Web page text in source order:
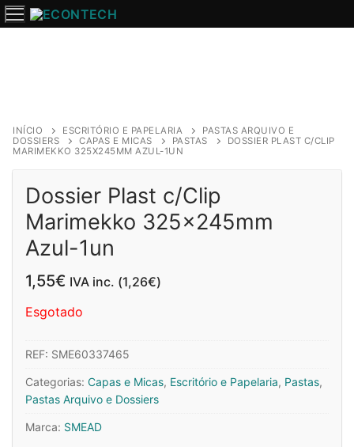
Saltar
para
INÍCIO ESCRITÓRIO E PAPELARIA
PASTAS ARQUIVO E
DOSSIERS
CAPAS E MICAS PASTAS
DOSSIER PLAST C/CLIP
MARIMEKKO 325X245MM AZUL-1UN
Dossier Plast c/Clip
Marimekko 325x245mm
Azul-1un
1,55€ IVA inc. (1,26€)
Esgotado
REF: SME60337465
Categorias: Capas e Micas, Escritório e Papelaria, Pastas,
Pastas Arquivo e Dossiers
Marca: SMEAD